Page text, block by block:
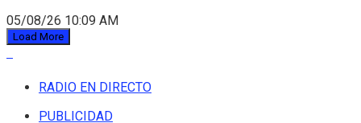
05/08/26 10:09 AM
Load More
RADIO EN DIRECTO
PUBLICIDAD